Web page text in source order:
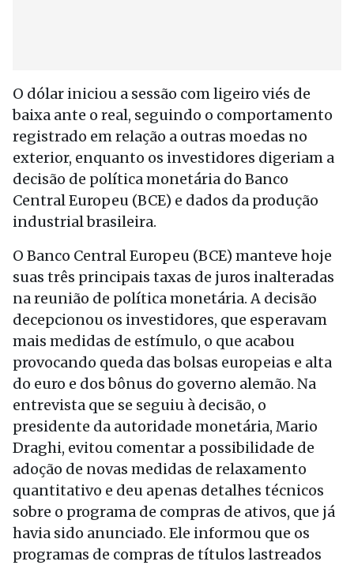
O dólar iniciou a sessão com ligeiro viés de
baixa ante o real, seguindo o comportamento
registrado em relação a outras moedas no
exterior, enquanto os investidores digeriam a
decisão de política monetária do Banco
Central Europeu (BCE) e dados da produção
industrial brasileira.
O Banco Central Europeu (BCE) manteve hoje
suas três principais taxas de juros inalteradas
na reunião de política monetária. A decisão
decepcionou os investidores, que esperavam
mais medidas de estímulo, o que acabou
provocando queda das bolsas europeias e alta
do euro e dos bônus do governo alemão. Na
entrevista que se seguiu à decisão, o
presidente da autoridade monetária, Mario
Draghi, evitou comentar a possibilidade de
adoção de novas medidas de relaxamento
quantitativo e deu apenas detalhes técnicos
sobre o programa de compras de ativos, que já
havia sido anunciado. Ele informou que os
programas de compras de títulos lastreados